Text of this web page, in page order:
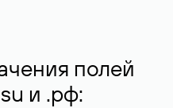
полей
и .рф: